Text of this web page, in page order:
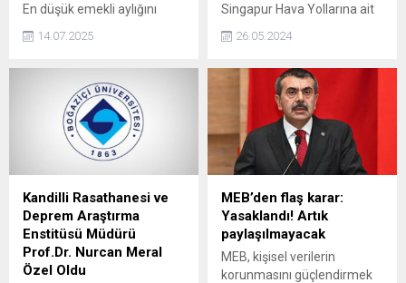
En düşük emekli aylığını
artıran düzenleme, Resmi
Gazete’de yayımlanarak
emekli aylığı 16 bin 881
TL’ye yükseldi. Peki, zamlı
emekli aylıkları ne zaman
hesaplara yatacak?
14.07.2025
Singapur Hava Yollarına ait
bir uçakta meydana gelen
türbülans sonucu 1
gündemdeki yerini korurken
bu kez de Katar Hava
Yolları'na ait bir yolcu
uçağında türbülans
nedeniyle korku dolu anlar
yaşandı. Katar'ın başkenti
Doha'dan İrlanda'nın
başkenti Dublin'e uçan Katar
Hava Yolları'na ait Boeing
787-9 Dreamliner tipi...
26.05.2024
Kandilli Rasathanesi ve
Deprem Araştırma
Enstitüsü Müdürü
Prof.Dr. Nurcan Meral
Özel Oldu
MEB’den flaş karar:
Yasaklandı! Artık
paylaşılmayacak
MEB, kişisel verilerin
korunmasını güçlendirmek